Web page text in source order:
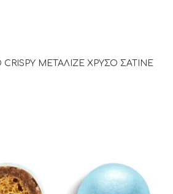
ΔΙΑΒΆΣΤΕ ΠΕΡΙΣΣΌΤΕΡΑ
ΜΕΤΑΛΙΖΕ ΧΡΥΣΟ ΣΑΤΙΝΕ